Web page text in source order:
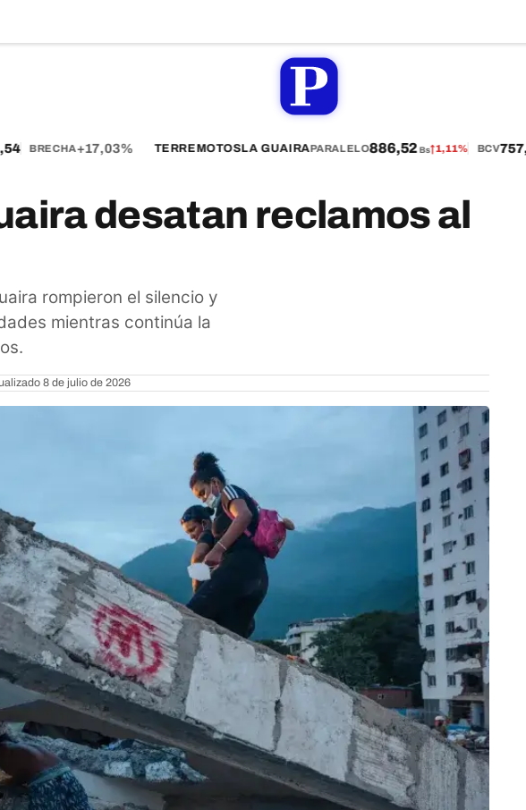
BRECHA+17,03% TERREMOTOSLA GUAIRAPARALELO886,52 Bs↑1,11% BCV757,54
desatan reclamos al
rompieron el silencio y
mientras continúa la
8 de julio de 2026